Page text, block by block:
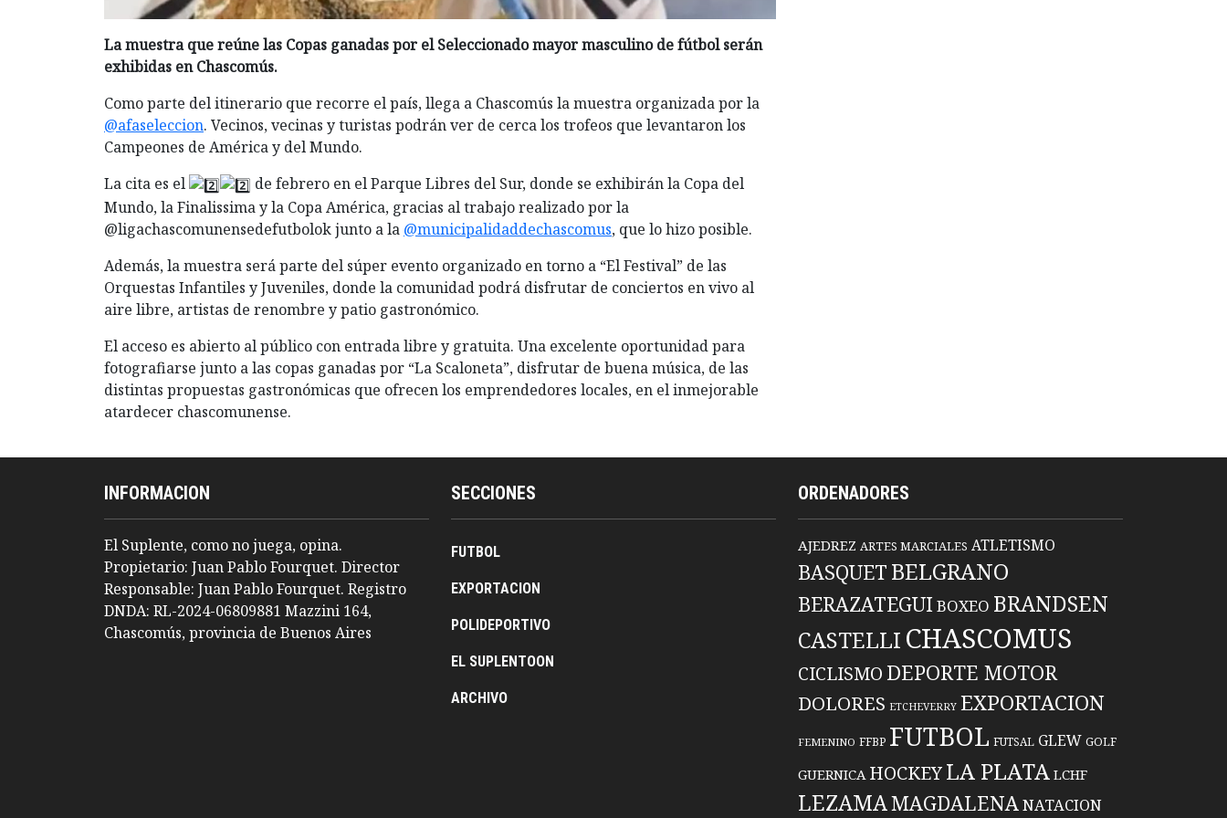
La muestra que reúne las Copas ganadas por el Seleccionado mayor masculino de fútbol serán
exhibidas en Chascomús.
Como parte del itinerario que recorre el país, llega a Chascomús la muestra organizada por la
@afaseleccion. Vecinos, vecinas y turistas podrán ver de cerca los trofeos que levantaron los
Campeones de América y del Mundo.
La cita es el
de febrero en el Parque Libres del Sur, donde se exhibirán la Copa del
Mundo, la Finalissima y la Copa América, gracias al trabajo realizado por la
@ligachascomunensedefutbolok junto a la @municipalidaddechascomus, que lo hizo posible.
Además, la muestra será parte del súper evento organizado en torno a “El Festival” de las
Orquestas Infantiles y Juveniles, donde la comunidad podrá disfrutar de conciertos en vivo al
aire libre, artistas de renombre y patio gastronómico.
El acceso es abierto al público con entrada libre y gratuita. Una excelente oportunidad para
fotografiarse junto a las copas ganadas por “La Scaloneta”, disfrutar de buena música, de las
distintas propuestas gastronómicas que ofrecen los emprendedores locales, en el inmejorable
atardecer chascomunense.
INFORMACION
El Suplente, como no juega, opina.
Propietario: Juan Pablo Fourquet. Director
Responsable: Juan Pablo Fourquet. Registro
DNDA: RL-2024-06809881 Mazzini 164,
Chascomús, provincia de Buenos Aires
SECCIONES
FUTBOL
EXPORTACION
POLIDEPORTIVO
EL SUPLENTOON
ARCHIVO
ORDENADORES
AJEDREZ ARTES MARCIALES ATLETISMO
BASQUET BELGRANO
BERAZATEGUIBOXEO BRANDSEN
CASTELLI CHASCOMUS
CICLISMO DEPORTE MOTOR
DOLORES ETCHEVERRY EXPORTACION
FEMENINO FFBP FUTBOL FUTSAL GLEW GOLF
GUERNICA HOCKEYLA PLATA LCHF
LEZAMAMAGDALENANATACION